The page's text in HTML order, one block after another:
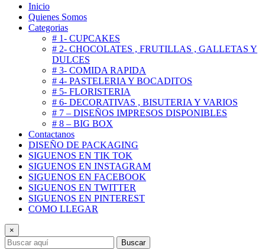
Inicio
Quienes Somos
Categorias
# 1- CUPCAKES
# 2- CHOCOLATES , FRUTILLAS , GALLETAS Y
DULCES
# 3- COMIDA RAPIDA
# 4- PASTELERIA Y BOCADITOS
# 5- FLORISTERIA
# 6- DECORATIVAS , BISUTERIA Y VARIOS
# 7 – DISEÑOS IMPRESOS DISPONIBLES
# 8 – BIG BOX
Contactanos
DISEÑO DE PACKAGING
SIGUENOS EN TIK TOK
SIGUENOS EN INSTAGRAM
SIGUENOS EN FACEBOOK
SIGUENOS EN TWITTER
SIGUENOS EN PINTEREST
COMO LLEGAR
×
Buscar